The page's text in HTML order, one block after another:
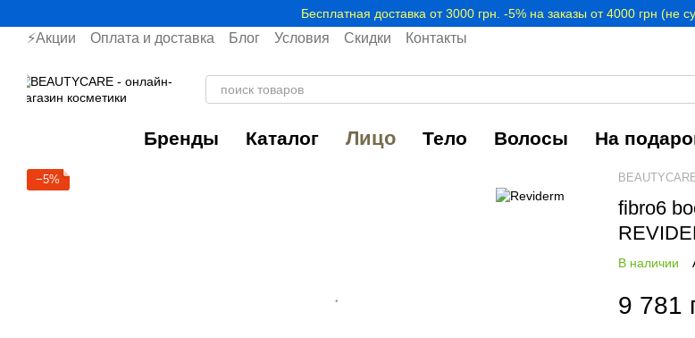
Бесплатная доставка от 3000 грн. -5% на заказы от 4000 грн (не
⚡Акции Оплата и доставка Блог Условия Скидки Контакты
Бренды Каталог Лицо Тело Волосы На
−5%
fibro6
В наличии
9 781